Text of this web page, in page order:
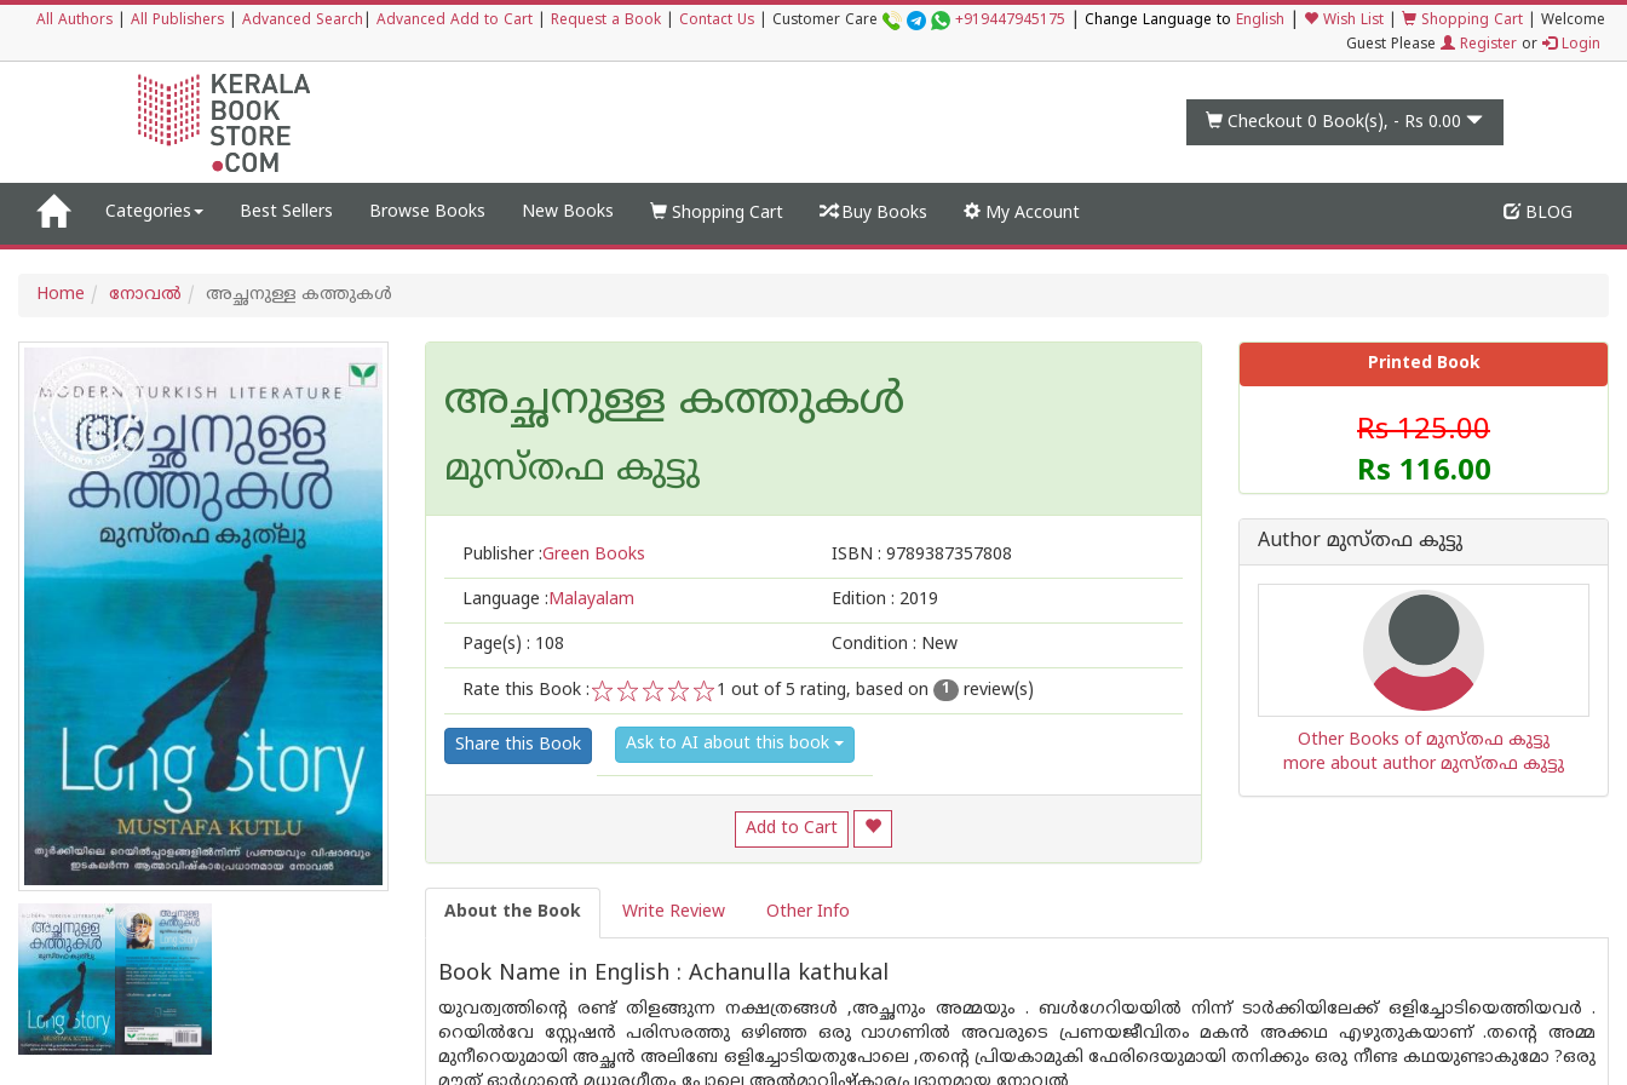
All Authors All Publishers Advanced Search Advanced Add to Cart Request a Book Contact Us Customer Care +919447945175 Change Language to English Wish List Shopping Cart
Welcome
Guest Please
Register or Login
Checkout 0 Book(s), - Rs 0.00
Categories Best Sellers Browse Books New Books Shopping Cart Buy Books My Account BLOG
Home നോവല്‍ അച്ഛനുള്ള കത്തുകൾ
അച്ഛനുള്ള കത്തുകൾ
മുസ്തഫ കുട്ടു
Publisher :Green Books ISBN : 9789387357808
Language :Malayalam Edition : 2019
Page(s) : 108 Condition : New
Rate this Book :
5
4
3
2
1
1 out of 5 rating, based on 1 review(s)
Share this Book Ask to AI about this book
Add to Cart
Printed Book
Rs 125.00
Rs 116.00
Author മുസ്തഫ കുട്ടു
Other Books of മുസ്തഫ കുട്ടു
more about author മുസ്തഫ കുട്ടു
About the Book Write Review Other Info
Book Name in English : Achanulla kathukal
യുവത്വത്തിന്റെ രണ്ട് തിളങ്ങുന്ന നക്ഷത്രങ്ങൾ ,അച്ഛനും അമ്മയും . ബൾഗേറിയയിൽ നിന്ന് ടാർക്കിയിലേക്ക് ഒളിച്ചോടിയെത്തിയവർ .
റെയിൽവേ സ്റ്റേഷൻ പരിസരത്തു ഒഴിഞ്ഞ ഒരു വാഗണിൽ അവരുടെ പ്രണയജീവിതം മകൻ അക്കഥ എഴുതുകയാണ് .തന്റെ അമ്മ
മുനീറെയുമായി അച്ഛൻ അലിബേ ഒളിച്ചോടിയതുപോലെ ,തന്റെ പ്രിയകാമുകി ഫേരിദെയുമായി തനിക്കും ഒരു നീണ്ട കഥയുണ്ടാകുമോ ?ഒരു